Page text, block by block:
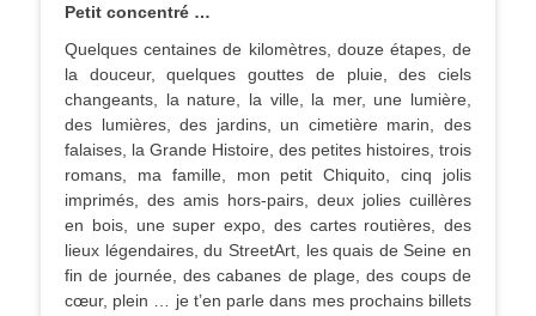
Petit concentré …
Quelques centaines de kilomètres, douze étapes, de
la douceur, quelques gouttes de pluie, des ciels
changeants, la nature, la ville, la mer, une lumière,
des lumières, des jardins, un cimetière marin, des
falaises, la Grande Histoire, des petites histoires, trois
romans, ma famille, mon petit Chiquito, cinq jolis
imprimés, des amis hors-pairs, deux jolies cuillères
en bois, une super expo, des cartes routières, des
lieux légendaires, du StreetArt, les quais de Seine en
fin de journée, des cabanes de plage, des coups de
cœur, plein … je t’en parle dans mes prochains billets